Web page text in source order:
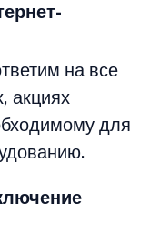
на все
акциях
для